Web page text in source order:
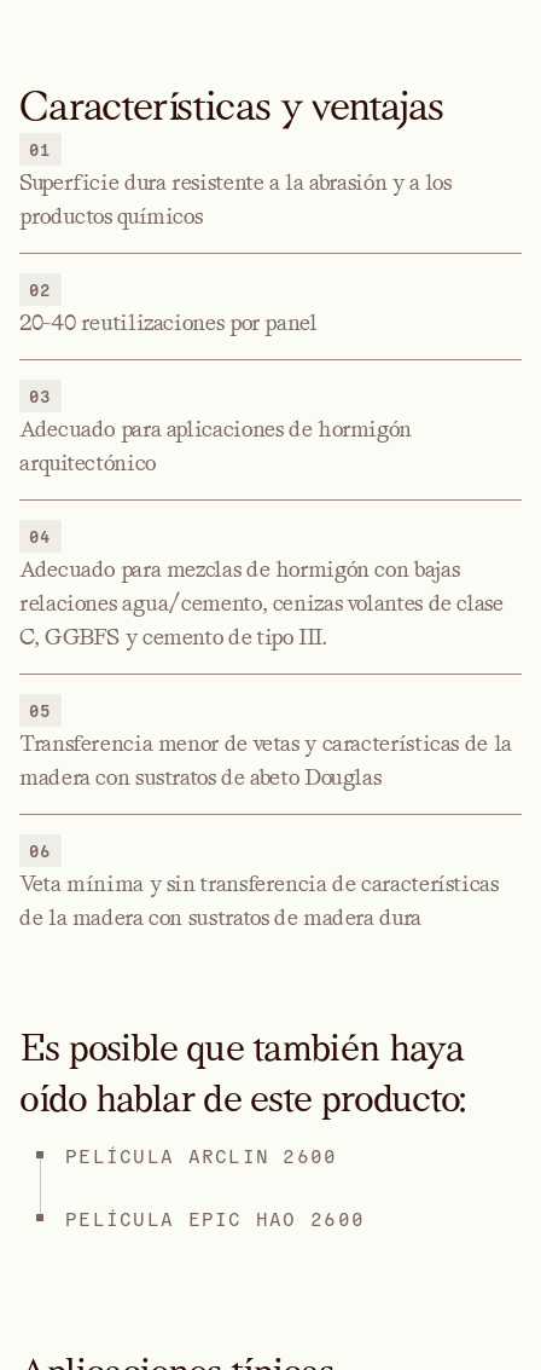
Características y ventajas
01
Superficie dura resistente a la abrasión y a los
productos químicos
02
20-40 reutilizaciones por panel
03
Adecuado para aplicaciones de hormigón
arquitectónico
04
Adecuado para mezclas de hormigón con bajas
relaciones agua/cemento, cenizas volantes de clase
C, GGBFS y cemento de tipo III.
05
Transferencia menor de vetas y características de la
madera con sustratos de abeto Douglas
06
Veta mínima y sin transferencia de características
de la madera con sustratos de madera dura
Es posible que también haya
oído hablar de este producto:
PELÍCULA ARCLIN 2600
PELÍCULA EPIC HAO 2600